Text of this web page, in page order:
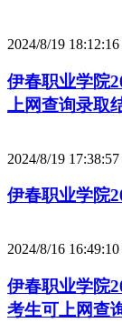
2024/8/19 18:12:16
伊春职业学院
上网查询录取
2024/8/19 17:38:57
伊春职业学院
2024/8/16 16:49:10
伊春职业学院
考生可上网查